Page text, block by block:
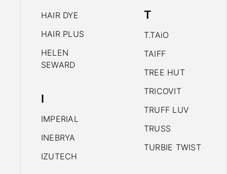
HAIR DYE
HAIR PLUS
HELEN
SEWARD
I
IMPERIAL
INEBRYA
IZUTECH
T
T.TAiO
TAIFF
TREE HUT
TRICOVIT
TRUFF LUV
TRUSS
TURBIE TWIST